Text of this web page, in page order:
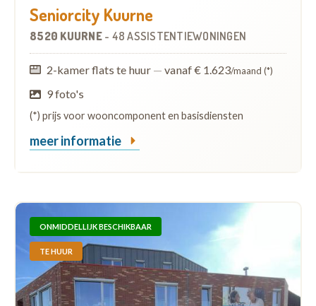
Seniorcity Kuurne
8520 KUURNE - 48 ASSISTENTIEWONINGEN
2-kamer flats te huur — vanaf € 1.623/maand (*)
9 foto's
(*) prijs voor wooncomponent en basisdiensten
meer informatie
ONMIDDELLIJK BESCHIKBAAR
TE HUUR